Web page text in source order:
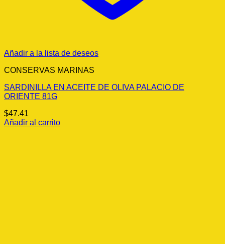
Añadir a la lista de deseos
CONSERVAS MARINAS
SARDINILLA EN ACEITE DE OLIVA PALACIO DE
ORIENTE 81G
$47.41
Añadir al carrito